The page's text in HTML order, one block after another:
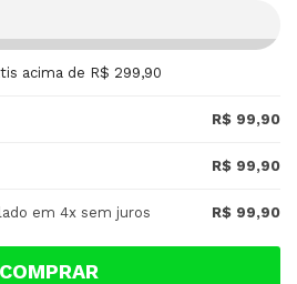
acima de R$ 299,90
R$ 99,90
R$ 99,90
em 4x sem juros R$ 99,90
COMPRAR